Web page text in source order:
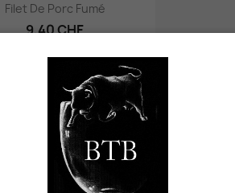
Filet De Porc Fumé
9,40 CHF
In Love - Un Plat Qui...
78,00 CHF
favorite_border